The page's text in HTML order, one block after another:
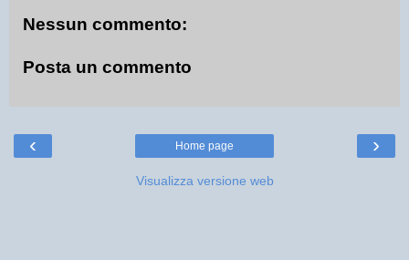
Nessun commento:
Posta un commento
‹ ›
Home page
Visualizza versione web